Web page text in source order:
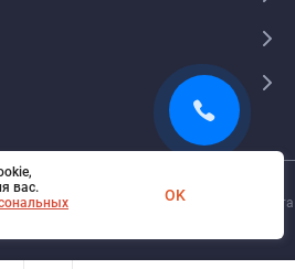
Digi-Web.ru — создание и поддержка сайта
вас.
OK